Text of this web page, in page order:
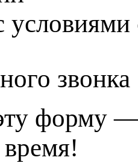
звонка
форму